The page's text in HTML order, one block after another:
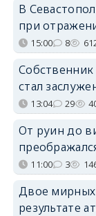
В
при
15:00 8
стал
13:04 29
От руин до
11:00 3
Двое
результате